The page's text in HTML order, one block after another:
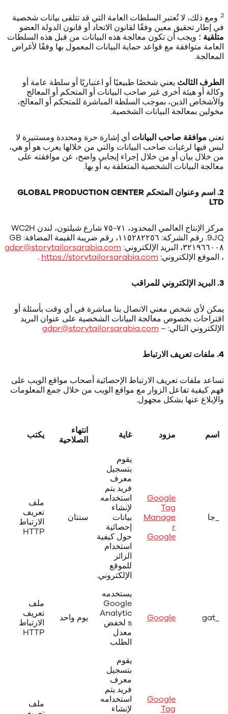
2. ومع ذلك، لا تُعتبر السلطات العامة التي قد تتلقى بيانات شخصية
في إطار تحقيق معين وفقًا لقانون الاتحاد أو قانون الدولة العضو
متلقية ؛ ويجب أن تكون معالجة هذه البيانات من قبل هذه السلطات
العامة متوافقة مع قواعد حماية البيانات المعمول بها وفقًا لأغراض
المعالجة.
الطرف الثالث يعني شخصًا طبيعيًا أو اعتباريًا أو سلطة عامة أو
وكالة أو هيئة أخرى غير صاحب البيانات أو المتحكم أو المعالج
والأشخاص الذين، بموجب السلطة المباشرة للمتحكم أو المعالج،
مخولين بمعالجة البيانات الشخصية.
تعني موافقة صاحب البيانات أي إشارة حرة ومحددة ومستنيرة لا
لبس فيها لرغبات صاحب البيانات والتي من خلالها يعرب هو أو هي،
من خلال بيان أو من خلال إجراء إيجابي واضح، عن موافقته على
معالجة البيانات الشخصية المتعلقة به أو بها.
2. اسم وعنوان المتحكم GLOBAL PRODUCTION CENTER
LTD
مركز الإنتاج العالمي المحدود، ٧١-٧٥ شارع شيلتون، لندن WC2H
9JQ. رقم الشركة: ١١٥٢٨٢٢٥٦، رقم ضريبة القيمة المضافة: GB
٣٢١٩٦٦٠٠٨، البريد الإلكتروني:
gdpr@storytailorsarabia.com
، الموقع الإلكتروني: https://storytailorsarabia.com
.
3. البريد الإلكتروني للمراقب
يمكن لأي شخص معني الاتصال بنا مباشرة في أي وقت بأسئلة أو
اقتراحات بخصوص معالجة البيانات الشخصية على عنوان البريد
الإلكتروني التالي: – gdpr@storytailorsarabia.com
4. ملفات تعريف الارتباط
تساعد ملفات تعريف الارتباط الإحصائية أصحاب مواقع الويب على
فهم كيفية تفاعل الزوار مع مواقع الويب من خلال جمع المعلومات
والإبلاغ عنها بشكل مجهول.
اسم مزود غاية
انتهاء
الصلاحية
يكتب
_جا
Google
Tag
Manage
r
Google
يقوم
بتسجيل
معرف
فريد يتم
استخدامه
لإنشاء
بيانات
إحصائية
حول كيفية
استخدام
الزائر
للموقع
الإلكتروني.
سنتان
ملف
تعريف
الارتباط
HTTP
Google
يستخدمه
Google
Analytic
s لخفض
معدل
الطلب
يوم واحد
ملف
تعريف
الارتباط
HTTP
Google
Tag
يقوم
بتسجيل
معرف
فريد يتم
استخدامه
لإنشاء
ملف